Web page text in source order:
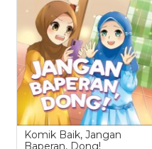
Komik Baik, Jangan
Baperan, Dong!